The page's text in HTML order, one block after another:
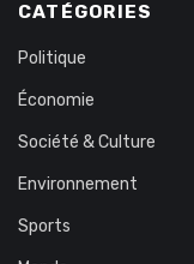
CATÉGORIES
Politique
Économie
Société & Culture
Environnement
Sports